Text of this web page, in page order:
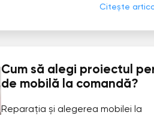
Citește
Cum să alegi proiectul
de mobilă la comandă?
Reparația și alegerea mobilei la